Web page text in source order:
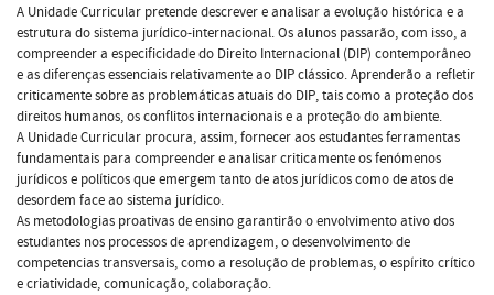
A Unidade Curricular pretende descrever e analisar a evolução histórica e a
estrutura do sistema jurídico-internacional. Os alunos passarão, com isso, a
compreender a especificidade do Direito Internacional (DIP) contemporâneo
e as diferenças essenciais relativamente ao DIP clássico. Aprenderão a refletir
criticamente sobre as problemáticas atuais do DIP, tais como a proteção dos
direitos humanos, os conflitos internacionais e a proteção do ambiente.
A Unidade Curricular procura, assim, fornecer aos estudantes ferramentas
fundamentais para compreender e analisar criticamente os fenómenos
jurídicos e políticos que emergem tanto de atos jurídicos como de atos de
desordem face ao sistema jurídico.
As metodologias proativas de ensino garantirão o envolvimento ativo dos
estudantes nos processos de aprendizagem, o desenvolvimento de
competencias transversais, como a resolução de problemas, o espírito crítico
e criatividade, comunicação, colaboração.